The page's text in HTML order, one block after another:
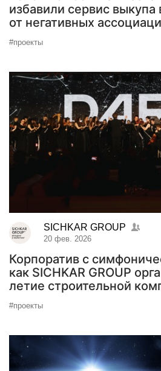
избавили сервис
от негативных
#проекты
SICHKAR GROUP
20 фев. 2026
Корпоратив с
как SICHKAR GROUP
летие строительной
#проекты